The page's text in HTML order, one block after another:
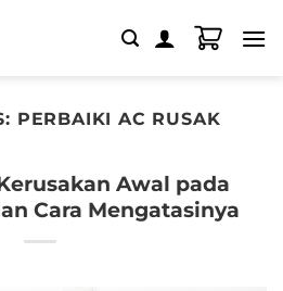
PERBAIKI AC RUSAK
Awal pada
Cara Mengatasinya